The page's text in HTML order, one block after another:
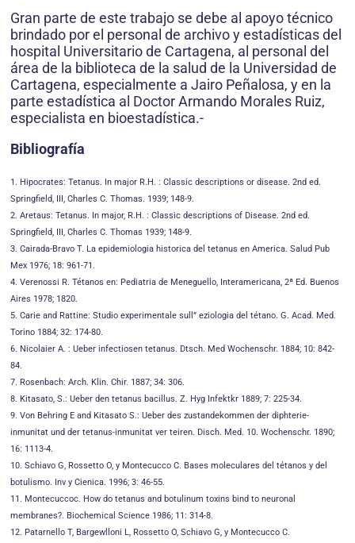
Gran parte de este trabajo se debe al apoyo técnico
brindado por el personal de archivo y estadísticas del
hospital Universitario de Cartagena, al personal del
área de la biblioteca de la salud de la Universidad de
Cartagena, especialmente a Jairo Peñalosa, y en la
parte estadística al Doctor Armando Morales Ruiz,
especialista en bioestadística.-
Bibliografía
1. Hipocrates: Tetanus. In major R.H. : Classic descriptions or disease. 2nd ed.
Springfield, III, Charles C. Thomas. 1939; 148-9.
2. Aretaus: Tetanus. In major, R.H. : Classic descriptions of Disease. 2nd ed.
Springfield, III, Charles C. Thomas 1939; 148-9.
3. Cairada-Bravo T. La epidemiologia historica del tetanus en America. Salud Pub
Mex 1976; 18: 961-71.
4. Verenossi R. Tétanos en: Pediatria de Meneguello, Interamericana, 2ª Ed. Buenos
Aires 1978; 1820.
5. Carie and Rattine: Studio experimentale sull” eziologia del tétano. G. Acad. Med.
Torino 1884; 32: 174-80.
6. Nicolaier A. : Ueber infectiosen tetanus. Dtsch. Med Wochenschr. 1884; 10: 842-
84.
7. Rosenbach: Arch. Klin. Chir. 1887; 34: 306.
8. Kitasato, S.: Ueber den tetanus bacillus. Z. Hyg Infektkr 1889; 7: 225-34.
9. Von Behring E and Kitasato S.: Ueber des zustandekommen der diphterie-
inmunitat und der tetanus-inmunitat ver teiren. Disch. Med. 10. Wochenschr. 1890;
16: 1113-4.
10. Schiavo G, Rossetto O, y Montecucco C. Bases moleculares del tétanos y del
botulismo. Inv y Cienica. 1996; 3: 46-55.
11. Montecuccoc. How do tetanus and botulinum toxins bind to neuronal
membranes?. Biochemical Science 1986; 11: 314-8.
12. Patarnello T, Bargewlloni L, Rossetto O, Schiavo G, y Montecucco C.